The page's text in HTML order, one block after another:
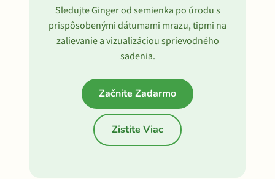
Sledujte Ginger od semienka po úrodu s
prispôsobenými dátumami mrazu, tipmi na
zalievanie a vizualizáciou sprievodného
sadenia.
Začnite Zadarmo
Zistite Viac